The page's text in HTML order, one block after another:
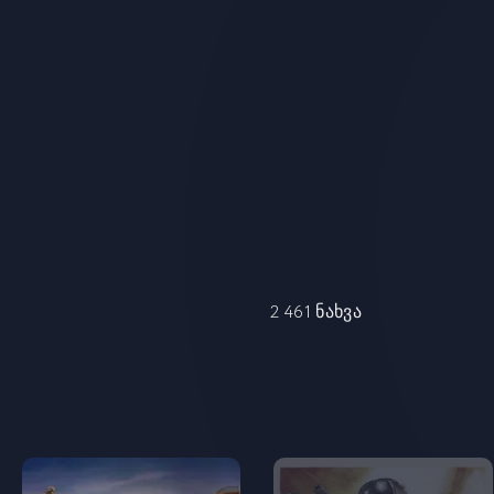
2 461 ნახვა